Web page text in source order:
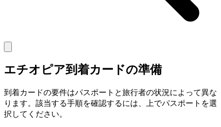
エチオピア到着カードの準備
到着カードの要件はパスポートと旅行者の状況によって異な
ります。該当する手順を確認するには、上でパスポートを選
択してください。